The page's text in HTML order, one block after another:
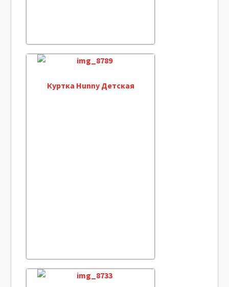
Куртка Hunny Детская